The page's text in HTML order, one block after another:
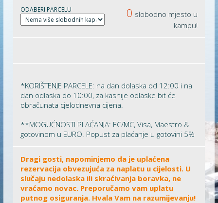
ODABERI PARCELU 0 slobodno mjesto u
kampu!
*KORIŠTENJE PARCELE: na dan dolaska od 12:00 i na
dan odlaska do 10:00, za kasnije odlaske bit će
obračunata cjelodnevna cijena.
**MOGUĆNOSTI PLAĆANJA: EC/MC, Visa, Maestro &
gotovinom u EURO. Popust za plaćanje u gotovini 5%
Dragi gosti, napominjemo da je uplaćena
rezervacija obvezujuća za naplatu u cijelosti. U
slučaju nedolaska ili skraćivanja boravka, ne
vraćamo novac. Preporučamo vam uplatu
putnog osiguranja. Hvala Vam na razumijevanju!